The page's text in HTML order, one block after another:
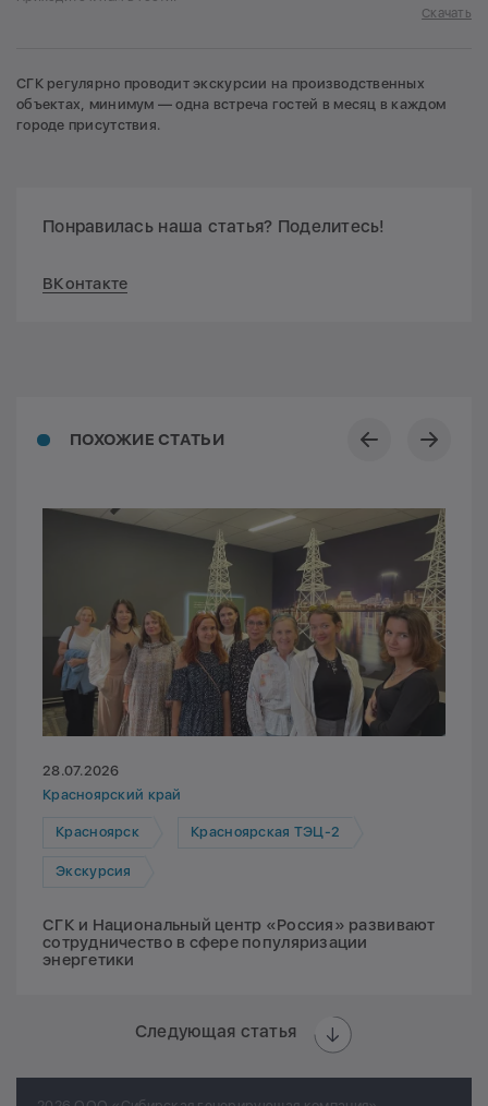
Скачать
СГК регулярно проводит экскурсии на производственных
объектах, минимум — одна встреча гостей в месяц в каждом
городе присутствия.
Понравилась наша статья? Поделитесь!
ВКонтакте
ПОХОЖИЕ СТАТЬИ
28.07.2026
Красноярский край
Красноярск Красноярская ТЭЦ-2
Экскурсия
СГК и Национальный центр «Россия» развивают
сотрудничество в сфере популяризации
энергетики
Следующая статья